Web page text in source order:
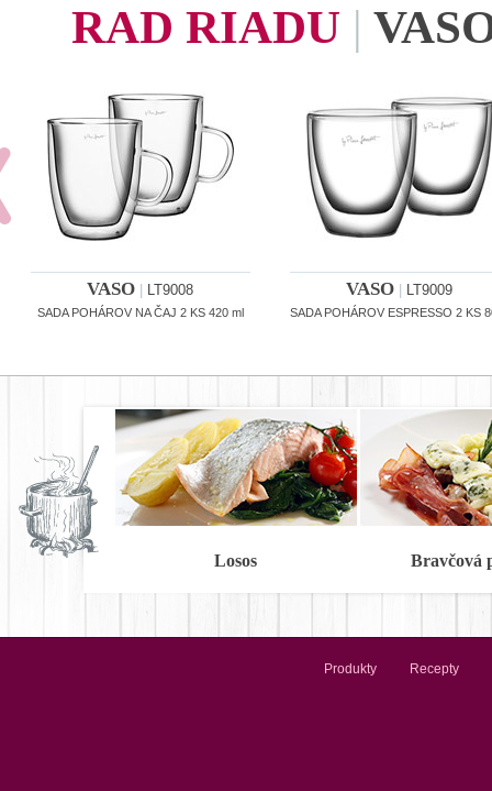
RAD RIADU |
VASO LT9008
SADA POHÁROV NA ČAJ 2 KS 420 ml
VASO LT9009
SADA POHÁROV ESPRESSO 2 KS
Losos Bravčová
Produkty Recepty